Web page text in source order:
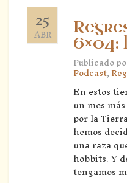
25
ABR
6×04:
Publicado
Podcast,
En estos
un mes
por la
hemos
una raza
hobbits. Y
tengamos